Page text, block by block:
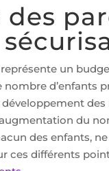
un
nombre d’enfants
du
des enfants,
ces différents